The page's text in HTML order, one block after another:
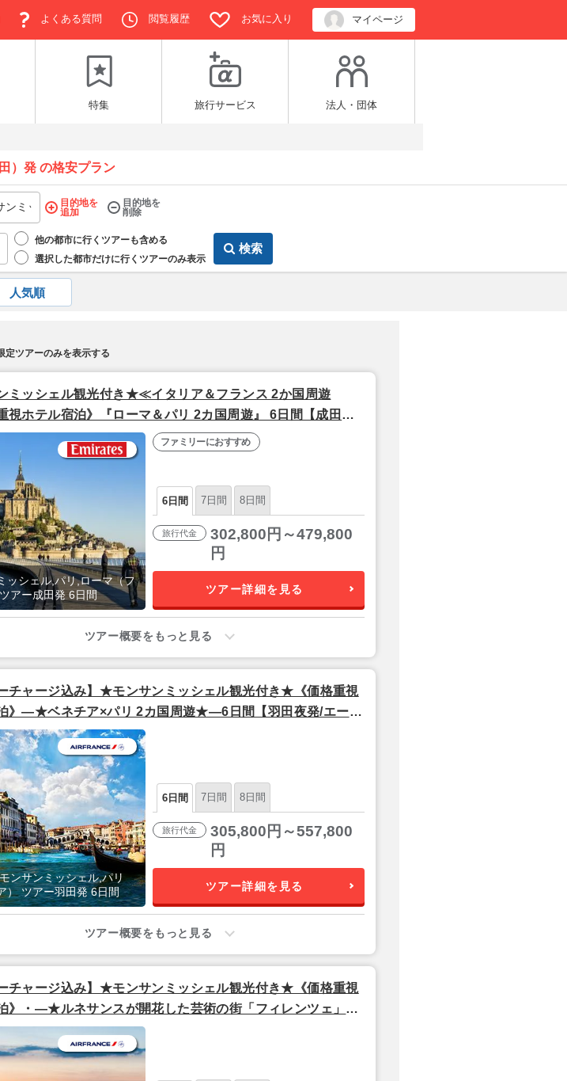
よくある質問 閲覧履歴 お気に入り マイページ
特集 旅行サービス 法人・団体
）発 の格安プラン
目的地を
追加
目的地を
削除
他の都市に行くツアーも含める
選択した都市だけに行くツアーのみ表示
検索
人気順
定ツアーのみを表示する
ミッシェル観光付き★≪イタリア＆フランス 2か国周遊
視ホテル宿泊》『ローマ＆パリ 2カ国周遊』 6日間【成田夜
ツ航空利用】
ッシェル,パリ,ローマ（フ
アー成田発 6日間
ファミリーにおすすめ
6日間 7日間 8日間
旅行代金
302,800円～479,800
円
ツアー詳細を見る
ツアー概要をもっと見る
チャージ込み】★モンサンミッシェル観光付き★《価格重視
》―★ベネチア×パリ 2カ国周遊★―6日間【羽田夜発/エール
用】
ンサンミッシェル,パリ
） ツアー羽田発 6日間
6日間 7日間 8日間
旅行代金
305,800円～557,800
円
ツアー詳細を見る
ツアー概要をもっと見る
チャージ込み】★モンサンミッシェル観光付き★《価格重視
》・―★ルネサンスが開花した芸術の街「フィレンツェ」×
美食など多彩な魅力に溢れる街「パリ」★―・ 6日間【羽田
フランス利用】